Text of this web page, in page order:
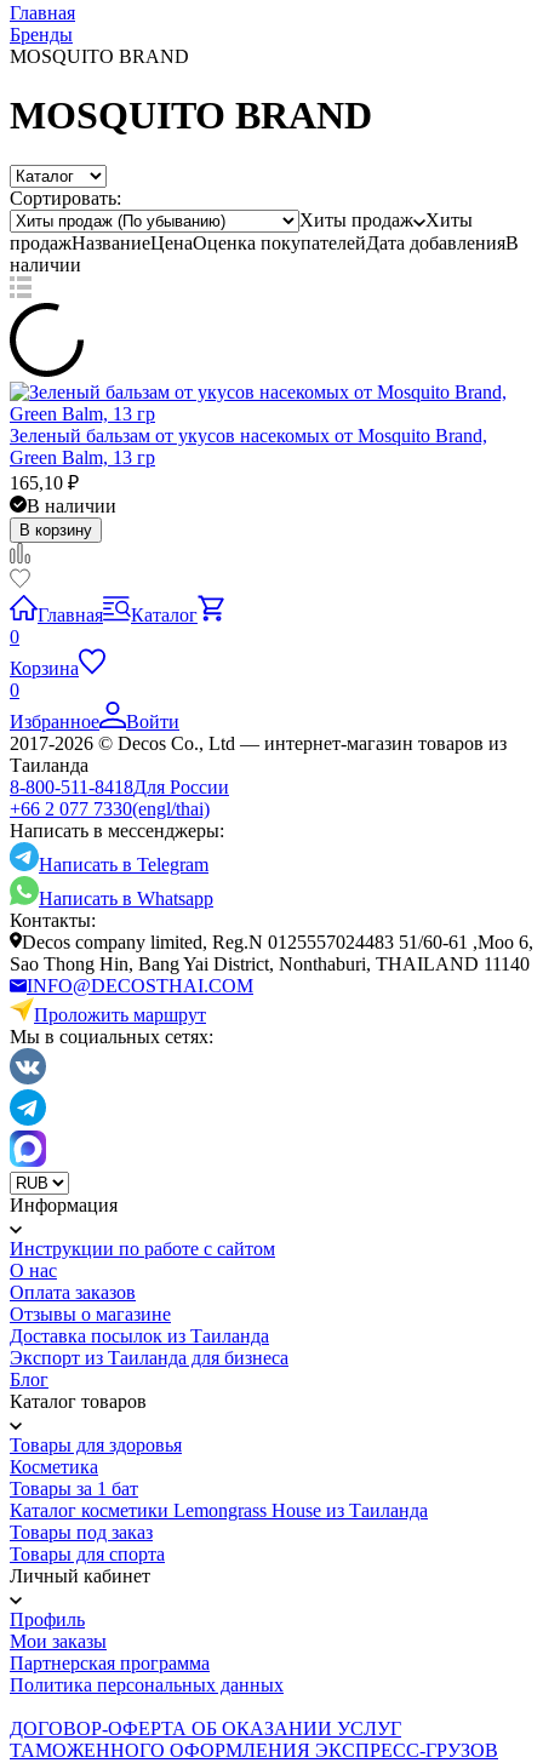
Главная
Бренды
MOSQUITO BRAND
MOSQUITO BRAND
Сортировать:
Хиты продаж
Хиты
продажНазваниеЦенаОценка покупателейДата добавленияВ
наличии
Зеленый бальзам от укусов насекомых от Mosquito Brand,
Green Balm, 13 гр
165,10 ₽
В наличии
В корзину
Главная
Каталог
0
Корзина
0
Избранное
Войти
2017-2026 © Decos Co., Ltd — интернет-магазин товаров из
Таиланда
8-800-511-8418Для России
+66 2 077 7330(engl/thai)
Написать в мессенджеры:
Написать в Telegram
Написать в Whatsapp
Контакты:
Decos company limited, Reg.N 0125557024483 51/60-61 ,Moo 6,
Sao Thong Hin, Bang Yai District, Nonthaburi, THAILAND 11140
INFO@DECOSTHAI.COM
Проложить маршрут
Мы в социальных сетях:
Информация
Инструкции по работе с сайтом
О нас
Оплата заказов
Отзывы о магазине
Доставка посылок из Таиланда
Экспорт из Таиланда для бизнеса
Блог
Каталог товаров
Товары для здоровья
Косметика
Товары за 1 бат
Каталог косметики Lemongrass House из Таиланда
Товары под заказ
Товары для спорта
Личный кабинет
Профиль
Мои заказы
Партнерская программа
Политика персональных данных
ДОГОВОР-ОФЕРТА ОБ ОКАЗАНИИ УСЛУГ
ТАМОЖЕННОГО ОФОРМЛЕНИЯ ЭКСПРЕСС-ГРУЗОВ